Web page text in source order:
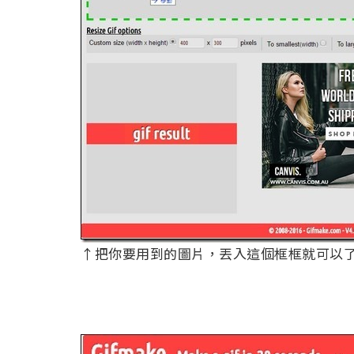
↑把你要用到的圖片，丟入這個框框就可以